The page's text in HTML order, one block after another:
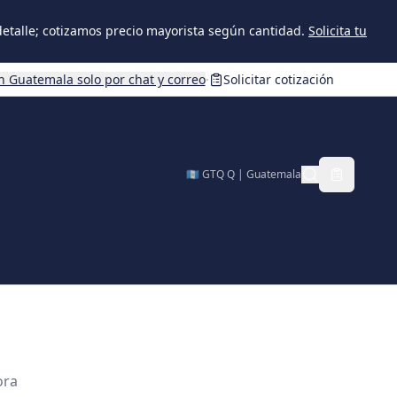
cotizamos precio mayorista según cantidad. Solicita tu
Guatemala solo por chat y correo· Solicitar cotización
🇬🇹 GTQ Q | Guatemala